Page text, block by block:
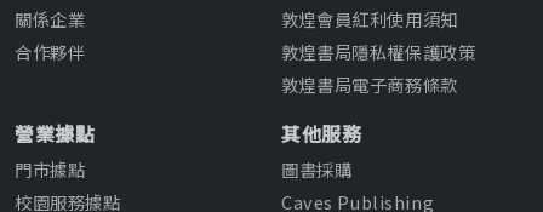
關係企業
合作夥伴
敦煌會員紅利使用須知
敦煌書局隱私權保護政策
敦煌書局電子商務條款
營業據點
門市據點
校園服務據點
其他服務
圖書採購
Caves Publishing